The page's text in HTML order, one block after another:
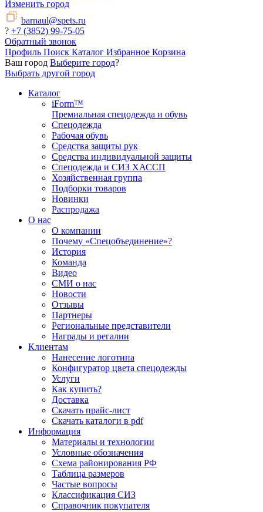
Изменить город
barnaul@spets.ru
? +7 (3852) 99-75-05
Обратный звонок
Профиль Поиск Каталог Избранное Корзина
Ваш город Выберите город?
Выбрать другой город
Каталог
iForm™
Премиальная спецодежда и обувь
Спецодежда
Рабочая обувь
Средства защиты рук
Средства индивидуальной защиты
Спецодежда и СИЗ ХАССП
Хозяйственная группа
Подборки товаров
Новинки
Распродажа
О нас
О компании
Почему «Спецобъединение»?
История
Команда
Видео
СМИ о нас
Новости
Отзывы
Партнеры
Региональные представители
Награды и регалии
Клиентам
Нанесение логотипа
Конфигуратор цвета спецодежды
Услуги
Как купить?
Доставка
Скачать прайс-лист
Скачать каталоги в pdf
Информация
Материалы и технологии
Условные обозначения
Схема районирования РФ
Таблица размеров
Частые вопросы
Классификация СИЗ
Справочник покупателя